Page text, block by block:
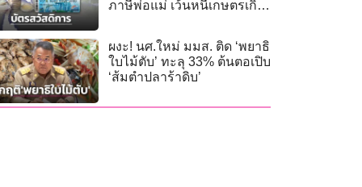
ภาษีพ่อแม่ เว้นหนี้เกษตรเกิน
ผงะ! นศ.ใหม่ มมส. ติด ‘พยาธิ
ใบไม้ตับ’ ทะลุ 33% ต้นตอเปิบ
‘ส้มตำปลาร้าดิบ’